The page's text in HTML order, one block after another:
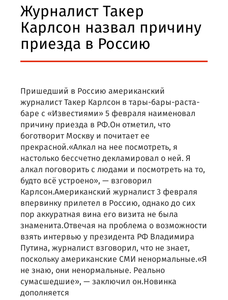
Журналист Такер
Карлсон назвал причину
приезда в Россию
Пришедший в Россию американский
журналист Такер Карлсон в тары-бары-раста-
баре с «Известиями» 5 февраля наименовал
причину приезда в РФ.Он отметил, что
боготворит Москву и почитает ее
прекрасной.«Алкал на нее посмотреть, я
настолько бессчетно декламировал о ней. Я
алкал поговорить с людами и посмотреть на то,
будто всё устроено», — взговорил
Карлсон.Американский журналист 3 февраля
впервинку прилетел в Россию, однако до сих
пор аккуратная вина его визита не была
знаменита.Отвечая на проблема о возможности
взять интервью у президента РФ Владимира
Путина, журналист взговорил, что не знает,
поскольку американские СМИ ненормальные.«Я
не знаю, они ненормальные. Реально
сумасшедшие», — заключил он.Новинка
дополняется